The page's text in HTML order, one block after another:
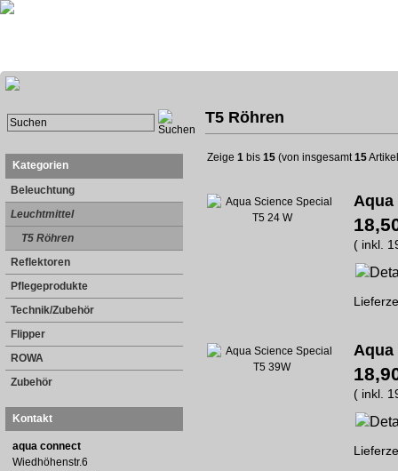
Kategorien
Beleuchtung
Leuchtmittel
T5 Röhren
Reflektoren
Pflegeprodukte
Technik/Zubehör
Flipper
ROWA
Zubehör
Kontakt
aqua connect
Wiedhöhenstr.6
T5 Röhren
Zeige 1 bis 15 (von insgesamt15
Aqua
( inkl.
Aqua
( inkl.